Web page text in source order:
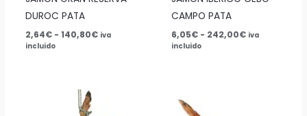
DUROC PATA
2,64€ - 140,80€ iva
incluido
CAMPO PATA
6,05€ - 242,00€ iva
incluido